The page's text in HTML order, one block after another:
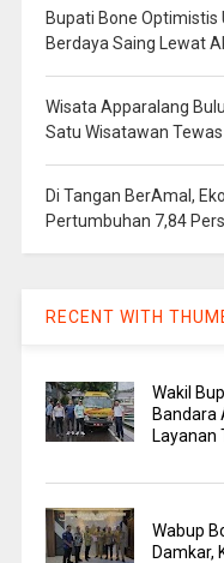
Bupati Bone Optimistis
Berdaya Saing Lewat
Wisata Apparalang
Satu Wisatawan
Di Tangan BerAmal,
Pertumbuhan 7,84
RECENT WITH
Wakil
Bandara
Layanan
Wabup
Damkar,